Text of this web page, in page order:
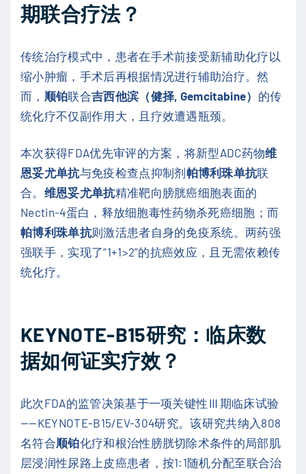
期联合疗法？
传统治疗模式中，患者在手术前接受新辅助化疗以
缩小肿瘤，手术后再根据情况进行辅助治疗。然
而， 顺铂联合吉西他滨（健择, Gemcitabine） 的传
统化疗不仅副作用大，且疗效遭遇瓶颈。
本次获得FDA优先审评的方案，将新型ADC药物维
恩妥尤单抗与免疫检查点抑制剂帕博利珠单抗联
合。 维恩妥尤单抗精准靶向膀胱癌细胞表面的
Nectin-4蛋白，释放细胞毒性药物杀死癌细胞；而
帕博利珠单抗则激活患者自身的免疫系统。两药强
强联手，实现了“1+1>2”的抗癌效应，且无需依赖传
统化疗。
KEYNOTE-B15研究：临床数
据如何证实疗效？
此次FDA的监管决策基于一项关键性Ⅲ期临床试验
——KEYNOTE-B15/EV-304研究。该研究共纳入808
名符合顺铂化疗和根治性膀胱切除术条件的局部肌
层浸润性尿路上皮癌患者，按1:1随机分配至联合治